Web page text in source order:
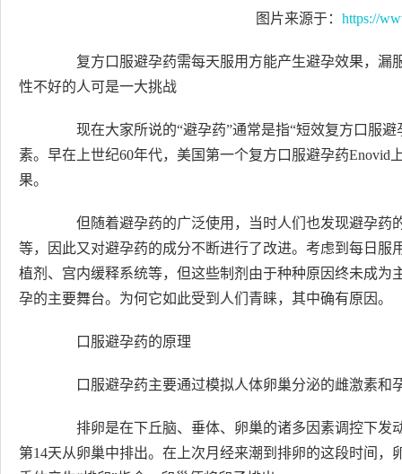
图片来源于： https://
复方口服避孕药需每天服用方能产生避孕效果，漏
性不好的人可是一大挑战
现在大家所说的“避孕药”通常是指“短效复方口服避
素。早在上世纪60年代，美国第一个复方口服避孕药
果。
但随着避孕药的广泛使用，当时人们也发现避孕药
等，因此又对避孕药的成分不断进行了改进。考虑到每日
植剂、宫内缓释系统等，但这些制剂由于种种原因终未成
孕的主要舞台。为何它如此受到人们青睐，其中确有原因。
口服避孕药的原理
口服避孕药主要通过模拟人体卵巢分泌的雌激素和
排卵是在下丘脑、垂体、卵巢的诸多因素调控下发
第14天从卵巢中排出。在上次月经来潮到排卵的这段时间